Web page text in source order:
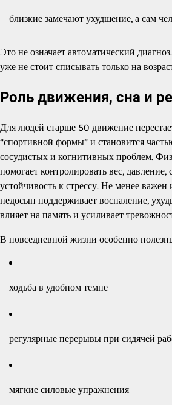
близкие замечают ухудшение, а сам
Это не означает автоматический
уже не стоит списывать только на
Роль движения, сна и
Для людей старше 50 движение
“спортивной формы” и становится
сосудистых и когнитивных проблем.
помогает контролировать вес, давление,
устойчивость к стрессу. Не менее
недосып поддерживает воспаление,
влияет на память и усиливает
В повседневной жизни особенно
ходьба в удобном темпе
регулярные перерывы при сидячей
мягкие силовые упражнения